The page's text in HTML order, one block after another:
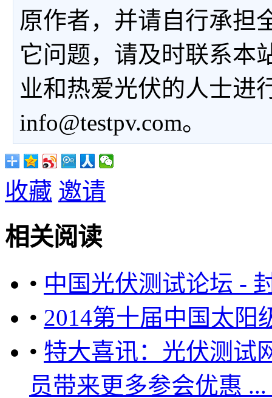
原作者，并请自行承担
它问题，请及时联系本
业和热爱光伏的人士进
info@testpv.com。
收藏 邀请
相关阅读
• 中国光伏测试论坛 -
• 2014第十届中国太阳
• 特大喜讯：光伏测试
员带来更多参会优惠 ...